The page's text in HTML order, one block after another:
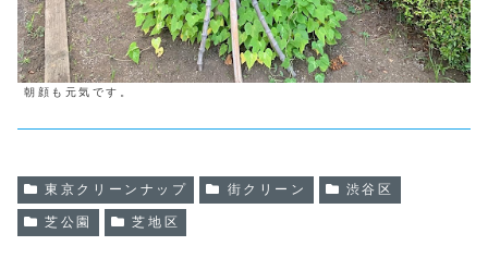
朝顔も元気です。
東京クリーンナップ 街クリーン 渋谷区
芝公園 芝地区